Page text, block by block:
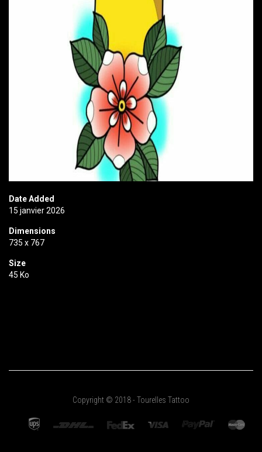
Date Added
15 janvier 2026
Dimensions
735 x 767
Size
45 Ko
Copyright © 2018 - Tourelles Tattoo